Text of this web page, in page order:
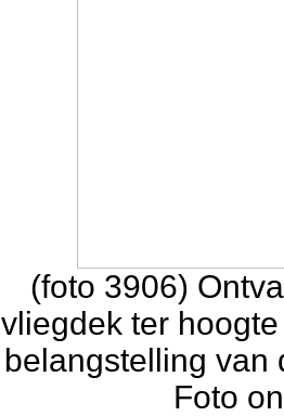
(foto 3906)
vliegdek ter
belangstelling van
Foto